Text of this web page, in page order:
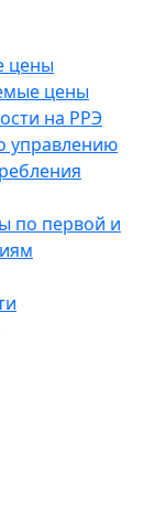
цены
цены
на РРЭ
управлению
по первой и